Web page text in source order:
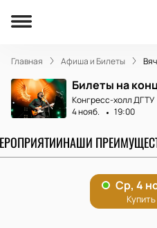
Главная Афиша и Билеты
Билеты на
Конгресс-холл ДГТУ
4 нояб.
19:00
НАШИ